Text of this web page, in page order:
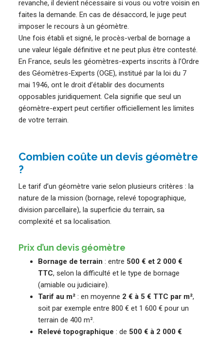
revanche, il devient nécessaire si vous ou votre voisin en
faites la demande. En cas de désaccord, le juge peut
imposer le recours à un géomètre.
Une fois établi et signé, le procès-verbal de bornage a
une valeur légale définitive et ne peut plus être contesté.
En France, seuls les géomètres-experts inscrits à l’Ordre
des Géomètres-Experts (OGE), institué par la loi du 7
mai 1946, ont le droit d’établir des documents
opposables juridiquement. Cela signifie que seul un
géomètre-expert peut certifier officiellement les limites
de votre terrain.
Combien coûte un devis géomètre
?
Le tarif d’un géomètre varie selon plusieurs critères : la
nature de la mission (bornage, relevé topographique,
division parcellaire), la superficie du terrain, sa
complexité et sa localisation.
Prix d’un devis géomètre
Bornage de terrain : entre 500 € et 2 000 €
TTC, selon la difficulté et le type de bornage
(amiable ou judiciaire).
Tarif au m² : en moyenne 2 € à 5 € TTC par m²,
soit par exemple entre 800 € et 1 600 € pour un
terrain de 400 m².
Relevé topographique : de 500 € à 2 000 €